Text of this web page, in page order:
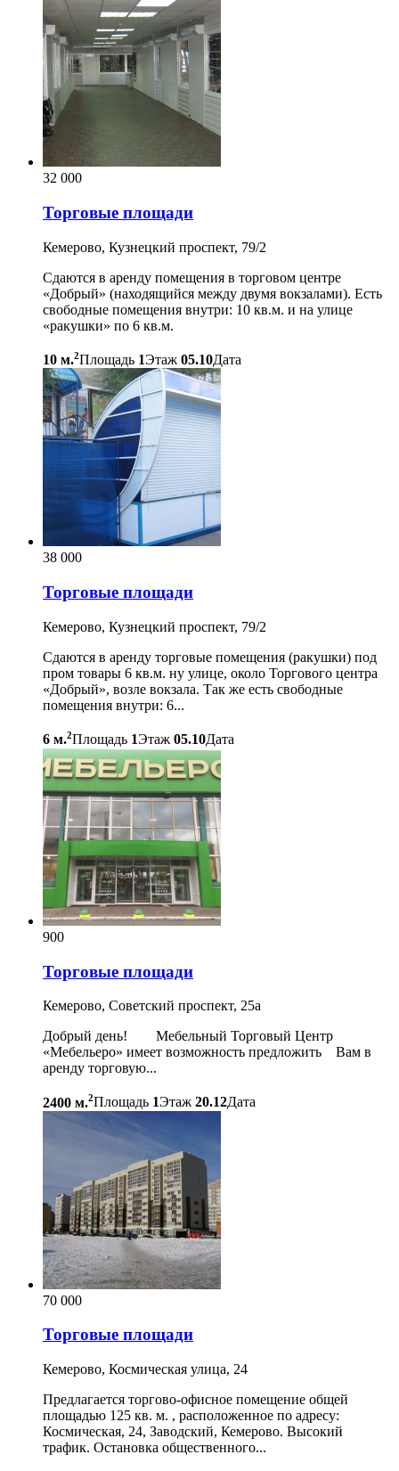
32 000
Торговые площади
Кемерово, Кузнецкий проспект, 79/2
Сдаются в аренду помещения в торговом центре
«Добрый» (находящийся между двумя вокзалами). Есть
свободные помещения внутри: 10 кв.м. и на улице
«ракушки» по 6 кв.м.
10 м.2Площадь 1Этаж 05.10Дата
38 000
Торговые площади
Кемерово, Кузнецкий проспект, 79/2
Сдаются в аренду торговые помещения (ракушки) под
пром товары 6 кв.м. ну улице, около Торгового центра
«Добрый», возле вокзала. Так же есть свободные
помещения внутри: 6...
6 м.2Площадь 1Этаж 05.10Дата
900
Торговые площади
Кемерово, Советский проспект, 25а
Добрый день! Мебельный Торговый Центр
«Мебельеро» имеет возможность предложить Вам в
аренду торговую...
2400 м.2Площадь 1Этаж 20.12Дата
70 000
Торговые площади
Кемерово, Космическая улица, 24
Предлагается торгово-офисное помещение общей
площадью 125 кв. м. , расположенное по адресу:
Космическая, 24, Заводский, Кемерово. Высокий
трафик. Остановка общественного...